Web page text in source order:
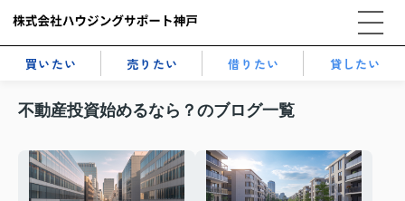
買いたい 売りたい 借りたい 貸したい
不動産投資始めるなら？のブログ一覧